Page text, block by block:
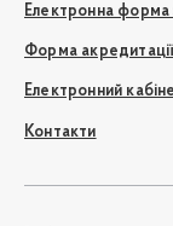
Електронна форма
Форма
Електронний
Контакти